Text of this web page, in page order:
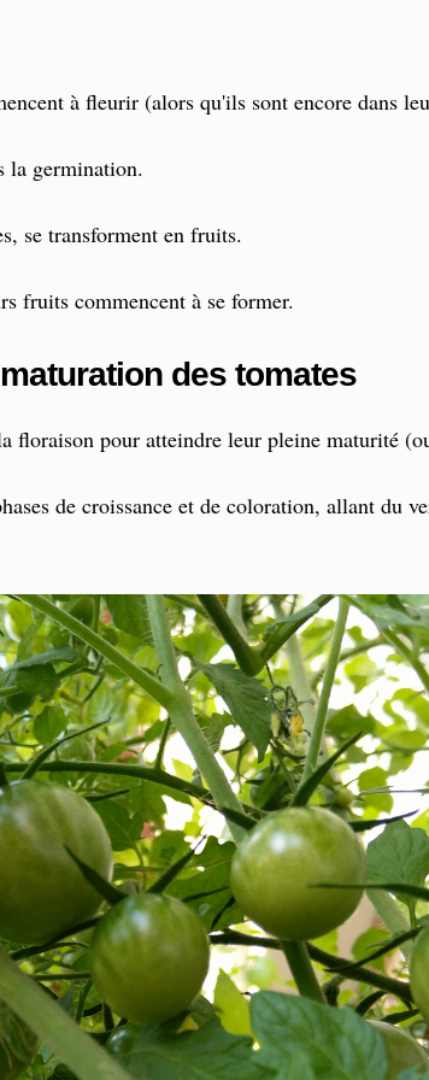
à fleurir (alors qu'ils sont encore dans
la germination.
se transforment en fruits.
fruits commencent à se former.
des tomates
floraison pour atteindre leur pleine maturité
de croissance et de coloration, allant du